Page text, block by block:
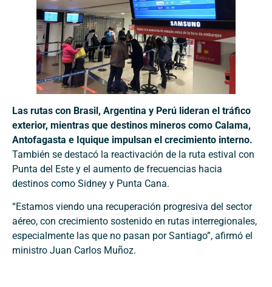
Las rutas con Brasil, Argentina y Perú lideran el tráfico
exterior, mientras que destinos mineros como Calama,
Antofagasta e Iquique impulsan el crecimiento interno.
También se destacó la reactivación de la ruta estival con
Punta del Este y el aumento de frecuencias hacia
destinos como Sidney y Punta Cana.
“Estamos viendo una recuperación progresiva del sector
aéreo, con crecimiento sostenido en rutas interregionales,
especialmente las que no pasan por Santiago”, afirmó el
ministro Juan Carlos Muñoz.